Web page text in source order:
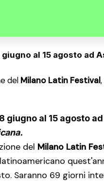
giugno al 15 agosto ad
del Milano Latin Festival
giugno al 15 agosto
del Milano Latin
Saranno 69 giorni